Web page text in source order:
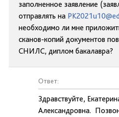
заполненное заявление
отправлять на
необходимо ли мне
сканов-копий документов
СНИЛС, диплом бакалавра?
Ответ:
Здравствуйте,
Александровна.